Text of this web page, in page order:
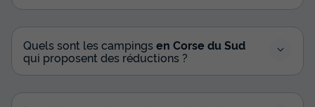
Quels sont les campings en Corse du Sud
qui proposent des réductions ?